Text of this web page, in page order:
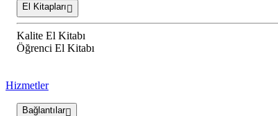
El Kitapları
Kalite El Kitabı
Öğrenci El Kitabı
Hizmetler
Bağlantılar